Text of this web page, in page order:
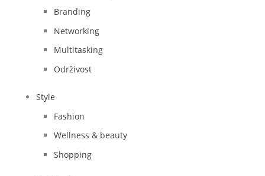
Branding
Networking
Multitasking
Održivost
Style
Fashion
Wellness & beauty
Shopping